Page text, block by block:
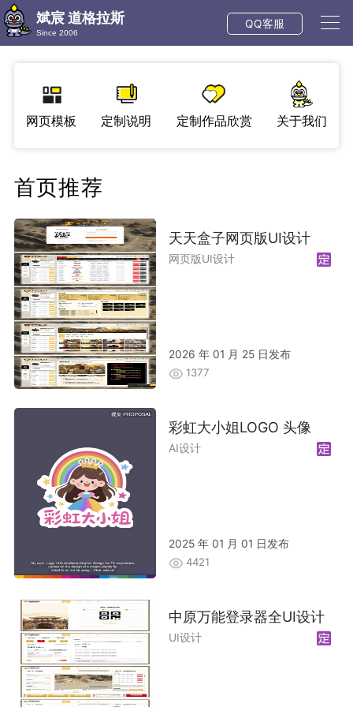
斌宸 道格拉斯
Since 2006
QQ客服
网页模板 定制说明 定制作品欣赏 关于我们
首页推荐
天天盒子网页版UI设计
网页版UI设计
2026 年 01 月 25 日发布
1377
彩虹大小姐LOGO 头像
AI设计
2025 年 01 月 01 日发布
4421
中原万能登录器全UI设计
UI设计